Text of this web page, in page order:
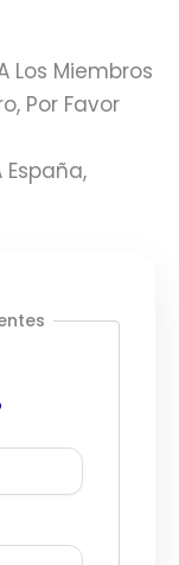
Los Miembros
Por Favor
España,